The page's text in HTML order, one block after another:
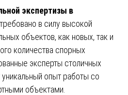
экспертизы в
в силу высокой
объектов, как новых, так и
количества спорных
эксперты столичных
опыт работы со
объектами.